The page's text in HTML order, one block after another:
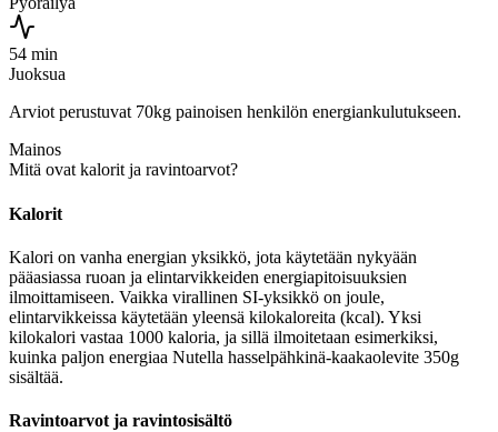
54 min
Juoksua
Arviot perustuvat 70kg painoisen henkilön energiankulutukseen.
Mainos
Mitä ovat kalorit ja ravintoarvot?
Kalorit
Kalori on vanha energian yksikkö, jota käytetään nykyään
pääasiassa ruoan ja elintarvikkeiden energiapitoisuuksien
ilmoittamiseen. Vaikka virallinen SI-yksikkö on joule,
elintarvikkeissa käytetään yleensä kilokaloreita (kcal). Yksi
kilokalori vastaa 1000 kaloria, ja sillä ilmoitetaan esimerkiksi,
kuinka paljon energiaa Nutella hasselpähkinä-kaakaolevite 350g
sisältää.
Ravintoarvot ja ravintosisältö